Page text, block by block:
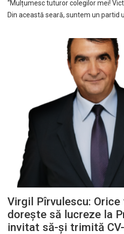
“Mulțumesc tuturor colegilor mei!
Din această seară, suntem un partid
Virgil Pîrvulescu: Orice
dorește să lucreze la
invitat să-și trimită